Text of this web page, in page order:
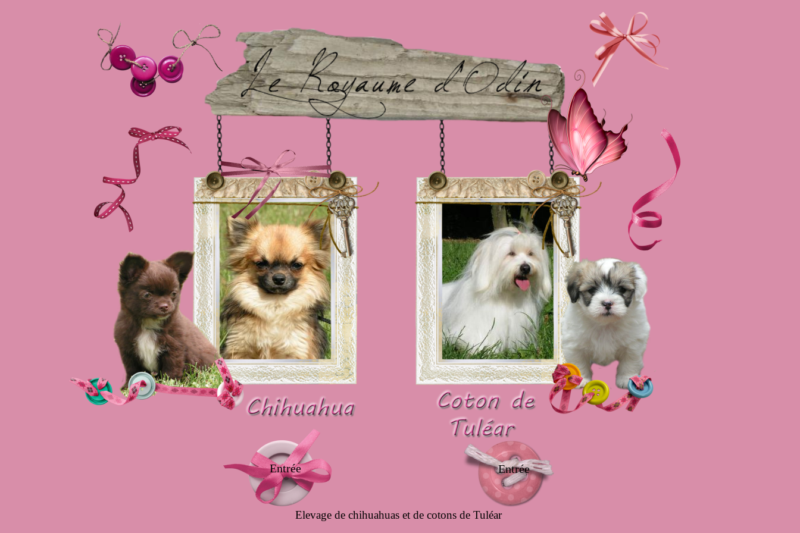
Entrée
Entrée
Elevage de chihuahuas et de cotons de Tuléar